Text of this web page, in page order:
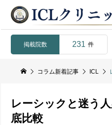
掲載院数 231 件
コラム新着記事 ICL
レーシックと迷う
底比較